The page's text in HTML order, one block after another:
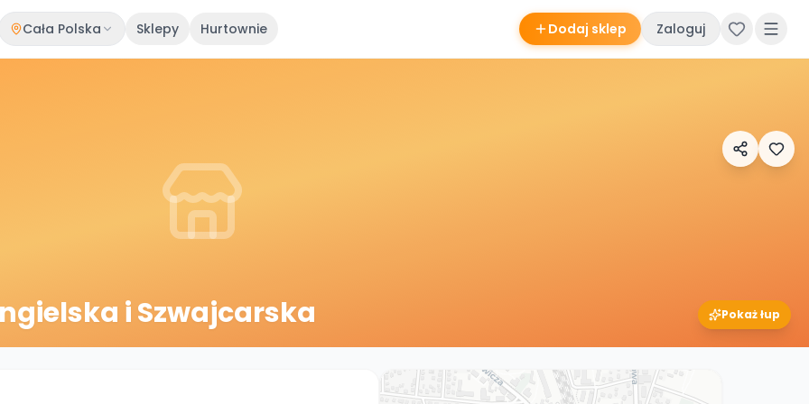
Cała Polska Sklepy Hurtownie Dodaj sklep Zaloguj
i Szwajcarska Pokaż łup